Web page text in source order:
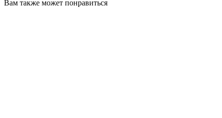
Вам также может понравиться